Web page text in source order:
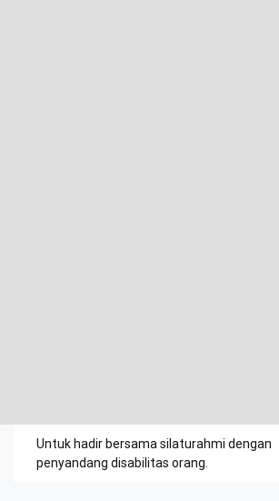
Untuk hadir bersama silaturahmi dengan
penyandang disabilitas orang.